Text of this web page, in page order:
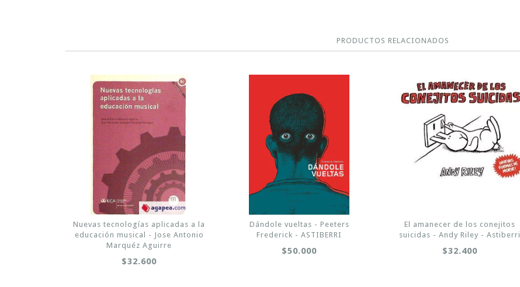
PRODUCTOS RELACIONADOS
Nuevas tecnologías aplicadas a la
educación musical - Jose Antonio
Marquéz Aguirre
$32.600
Dándole vueltas - Peeters
Frederick - ASTIBERRI
$50.000
El amanecer de los conejitos
suicidas - Andy Riley - Astiberri
$32.400